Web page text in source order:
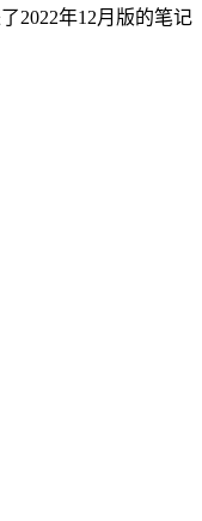
2022年12月版的笔记